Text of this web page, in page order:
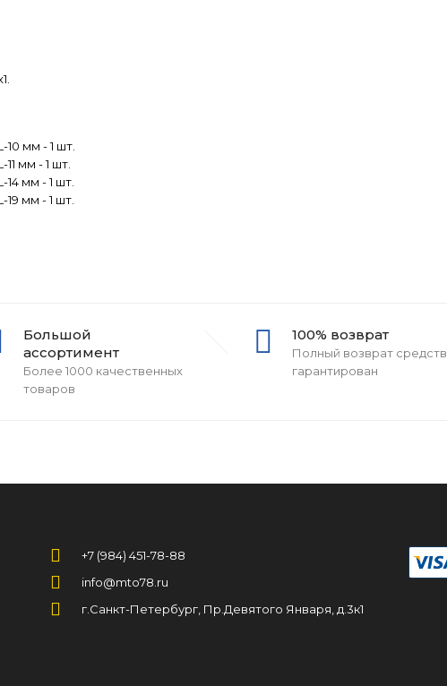
мм - 1 шт.
мм - 1 шт.
мм - 1 шт.
мм - 1 шт.
Большой
ассортимент
Более 1000 качественных
товаров
100% возврат
Полный возврат средств
гарантирован
+7 (984) 451-78-88
info@mto78.ru
г.Санкт-Петербург, Пр.Девятого Января, д.3к1